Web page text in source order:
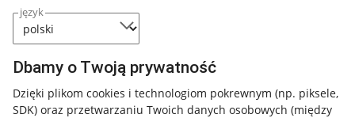
język
Dbamy o Twoją prywatność
Dzięki plikom cookies i technologiom pokrewnym (np. piksele,
SDK) oraz przetwarzaniu Twoich danych osobowych (między